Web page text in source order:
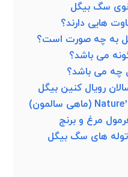
سگ بیگل
هایی دارند؟
به چه صورت است؟
می باشد؟
چه می باشد؟
رویال کنین بیگل
مرغ و برنج
توله های سگ بیگل